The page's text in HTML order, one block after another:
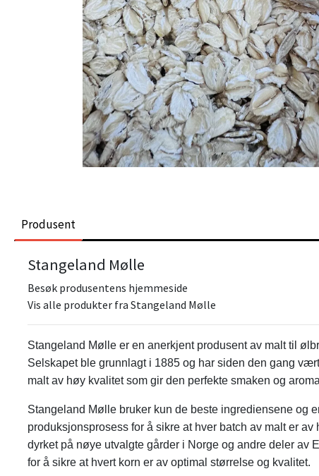
Produsent
Stangeland Mølle
Besøk produsentens hjemmeside
Vis alle produkter fra Stangeland Mølle
Stangeland Mølle er en anerkjent produsent av malt til
Selskapet ble grunnlagt i 1885 og har siden den gang
malt av høy kvalitet som gir den perfekte smaken og
Stangeland Mølle bruker kun de beste ingrediensene og
produksjonsprosess for å sikre at hver batch av malt er av
dyrket på nøye utvalgte gårder i Norge og andre deler av
for å sikre at hvert korn er av optimal størrelse og kvalitet.